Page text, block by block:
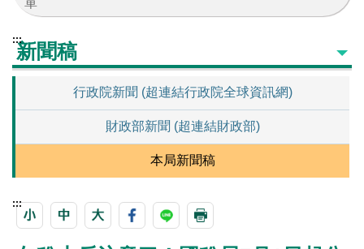
單
:::新聞稿
行政院新聞 (超連結行政院全球資訊網)
財政部新聞 (超連結財政部)
本局新聞稿
:::